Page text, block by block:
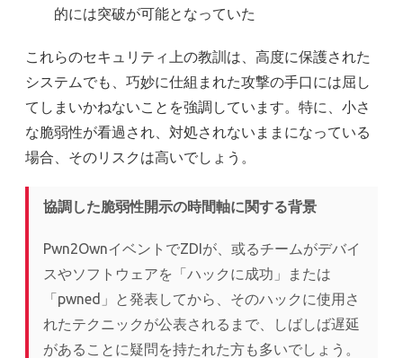
的には突破が可能となっていた
これらのセキュリティ上の教訓は、高度に保護された
システムでも、巧妙に仕組まれた攻撃の手口には屈し
てしまいかねないことを強調しています。特に、小さ
な脆弱性が看過され、対処されないままになっている
場合、そのリスクは高いでしょう。
協調した脆弱性開示の時間軸に関する背景
Pwn2OwnイベントでZDIが、或るチームがデバイ
スやソフトウェアを「ハックに成功」または
「pwned」と発表してから、そのハックに使用さ
れたテクニックが公表されるまで、しばしば遅延
があることに疑問を持たれた方も多いでしょう。